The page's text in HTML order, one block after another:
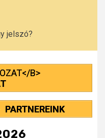
jelszó?
PARTNEREINK